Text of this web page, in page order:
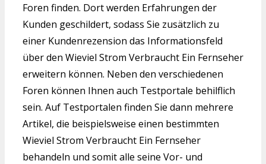
Foren finden. Dort werden Erfahrungen der
Kunden geschildert, sodass Sie zusätzlich zu
einer Kundenrezension das Informationsfeld
über den Wieviel Strom Verbraucht Ein Fernseher
erweitern können. Neben den verschiedenen
Foren können Ihnen auch Testportale behilflich
sein. Auf Testportalen finden Sie dann mehrere
Artikel, die beispielsweise einen bestimmten
Wieviel Strom Verbraucht Ein Fernseher
behandeln und somit alle seine Vor- und